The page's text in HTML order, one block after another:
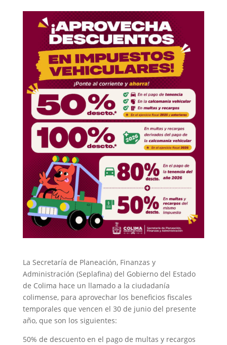
La Secretaría de Planeación, Finanzas y
Administración (Seplafina) del Gobierno del Estado
de Colima hace un llamado a la ciudadanía
colimense, para aprovechar los beneficios fiscales
temporales que vencen el 30 de junio del presente
año, que son los siguientes:
50% de descuento en el pago de multas y recargos